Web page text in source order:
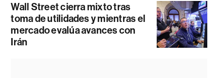
Wall Street cierra mixto tras
toma de utilidades y mientras el
mercado evalúa avances con
Irán